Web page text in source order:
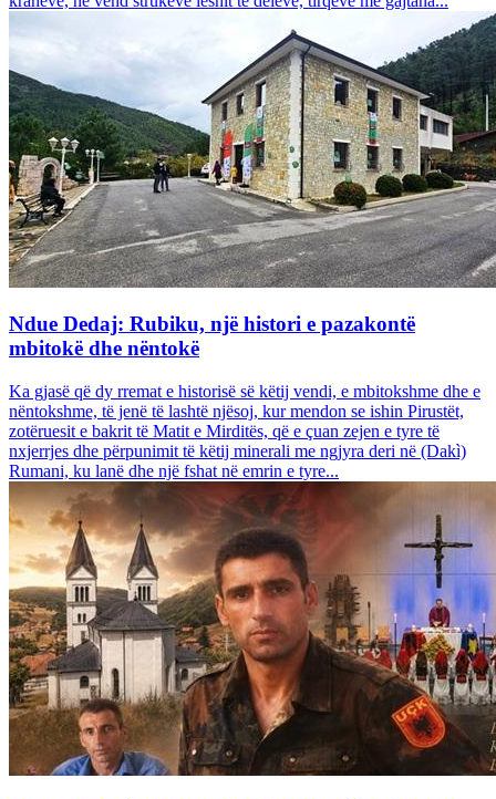
Ndue Dedaj: Rubiku, një histori e pazakontë
mbitokë dhe nëntokë
Ka gjasë që dy rremat e historisë së këtij vendi, e mbitokshme dhe e
nëntokshme, të jenë të lashtë njësoj, kur mendon se ishin Pirustët,
zotëruesit e bakrit të Matit e Mirditës, që e çuan zejen e tyre të
nxjerrjes dhe përpunimit të këtij minerali me ngjyra deri në (Dakì)
Rumani, ku lanë dhe një fshat në emrin e tyre...